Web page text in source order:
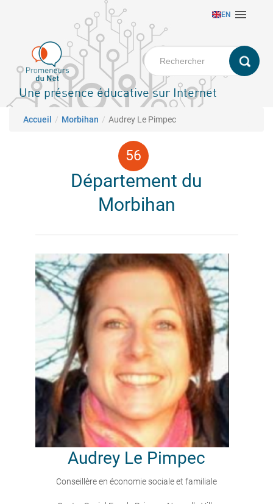
principal
EN 
Une présence éducative sur Internet
Fil d'Ariane
Accueil Morbihan Audrey Le Pimpec
Département du
Morbihan
Audrey Le Pimpec
Conseillère en économie sociale et familiale